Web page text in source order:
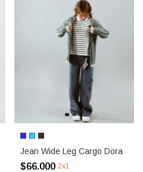
Jean Wide Leg Cargo Dora
$66.000 2x1